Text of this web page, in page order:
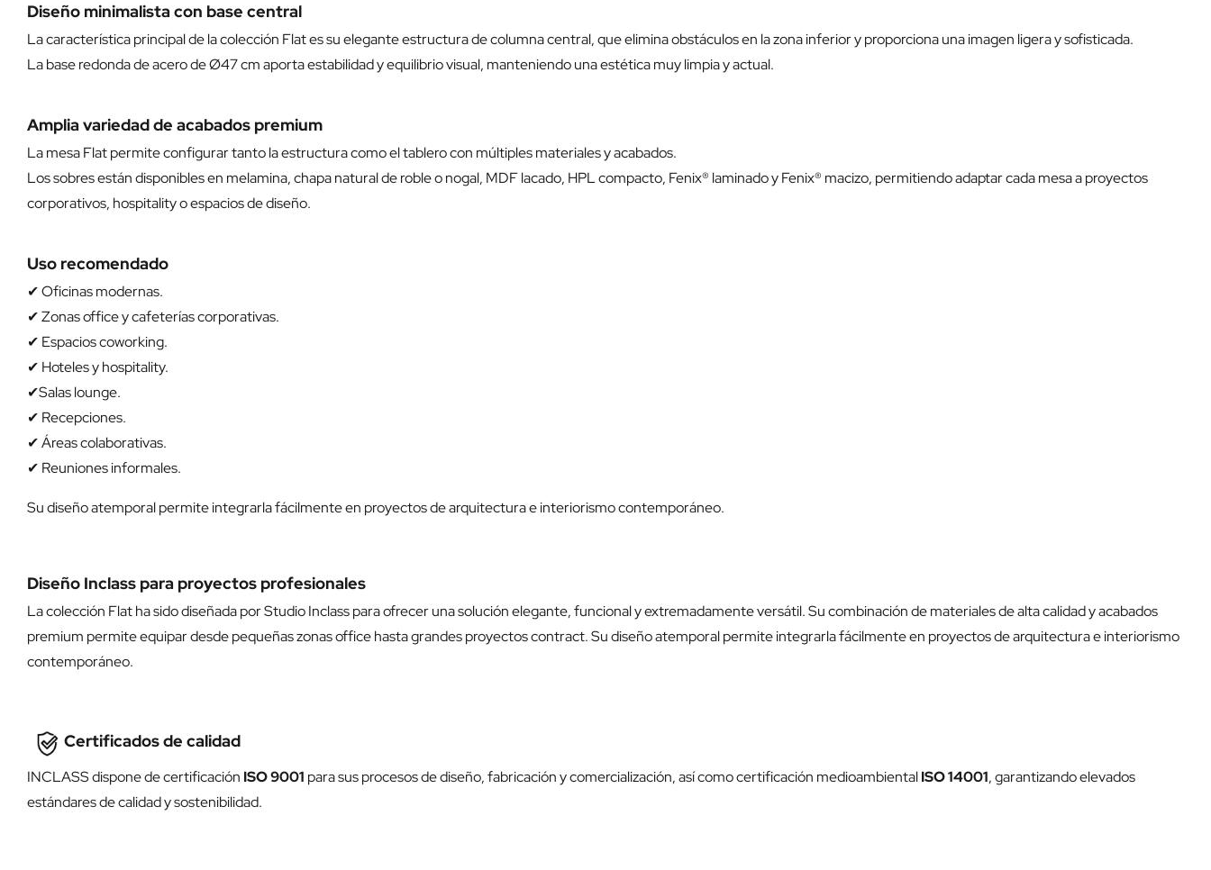
Diseño minimalista con base central
La característica principal de la colección Flat es su elegante estructura de columna central, que elimina obstáculos en la zona inferior y proporciona una imagen ligera y sofisticada.
La base redonda de acero de Ø47 cm aporta estabilidad y equilibrio visual, manteniendo una estética muy limpia y actual.
Amplia variedad de acabados premium
La mesa Flat permite configurar tanto la estructura como el tablero con múltiples materiales y acabados.
Los sobres están disponibles en melamina, chapa natural de roble o nogal, MDF lacado, HPL compacto, Fenix® laminado y Fenix® macizo, permitiendo adaptar cada mesa a proyectos
corporativos, hospitality o espacios de diseño.
Uso recomendado
✔ Oficinas modernas.
✔ Zonas office y cafeterías corporativas.
✔ Espacios coworking.
✔ Hoteles y hospitality.
✔Salas lounge.
✔ Recepciones.
✔ Áreas colaborativas.
✔ Reuniones informales.
Su diseño atemporal permite integrarla fácilmente en proyectos de arquitectura e interiorismo contemporáneo.
Diseño Inclass para proyectos profesionales
La colección Flat ha sido diseñada por Studio Inclass para ofrecer una solución elegante, funcional y extremadamente versátil. Su combinación de materiales de alta calidad y acabados
premium permite equipar desde pequeñas zonas office hasta grandes proyectos contract. Su diseño atemporal permite integrarla fácilmente en proyectos de arquitectura e interiorismo
contemporáneo.
Certificados de calidad
INCLASS dispone de certificación ISO 9001 para sus procesos de diseño, fabricación y comercialización, así como certificación medioambientalISO 14001, garantizando elevados
estándares de calidad y sostenibilidad.